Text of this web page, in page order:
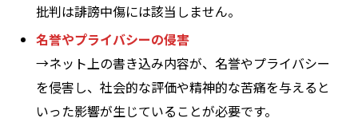
批判は誹謗中傷には該当しません。
名誉やプライバシーの侵害
→ネット上の書き込み内容が、名誉やプライバシー
を侵害し、社会的な評価や精神的な苦痛を与えると
いった影響が生じていることが必要です。